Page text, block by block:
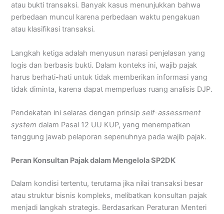
atau bukti transaksi. Banyak kasus menunjukkan bahwa
perbedaan muncul karena perbedaan waktu pengakuan
atau klasifikasi transaksi.
Langkah ketiga adalah menyusun narasi penjelasan yang
logis dan berbasis bukti. Dalam konteks ini, wajib pajak
harus berhati-hati untuk tidak memberikan informasi yang
tidak diminta, karena dapat memperluas ruang analisis DJP.
Pendekatan ini selaras dengan prinsipself-assessment
system dalam Pasal 12 UU KUP, yang menempatkan
tanggung jawab pelaporan sepenuhnya pada wajib pajak.
Peran Konsultan Pajak dalam Mengelola SP2DK
Dalam kondisi tertentu, terutama jika nilai transaksi besar
atau struktur bisnis kompleks, melibatkan konsultan pajak
menjadi langkah strategis. Berdasarkan Peraturan Menteri